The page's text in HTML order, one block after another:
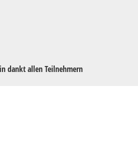
dankt allen Teilnehmern